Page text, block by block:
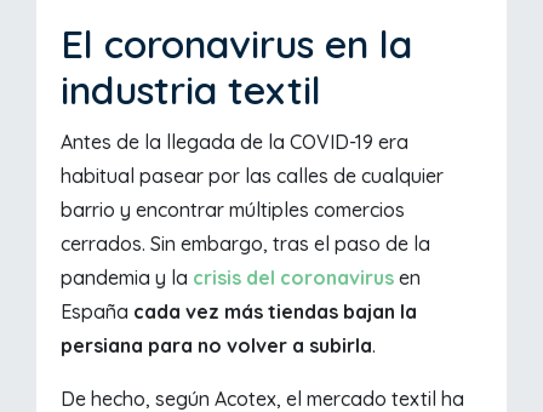
El coronavirus en la
industria textil
Antes de la llegada de la COVID-19 era
habitual pasear por las calles de cualquier
barrio y encontrar múltiples comercios
cerrados. Sin embargo, tras el paso de la
pandemia y la crisis del coronavirus en
España cada vez más tiendas bajan la
persiana para no volver a subirla.
De hecho, según Acotex, el mercado textil ha